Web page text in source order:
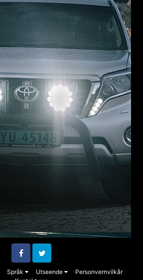
Språk Utseende
Personvernvilkår
FacebookTwitter